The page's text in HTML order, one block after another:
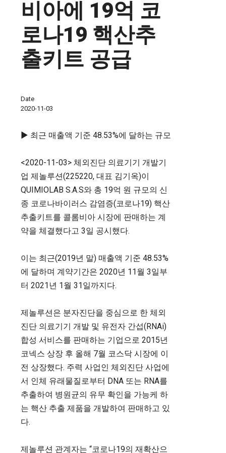
비아에 19억 코
로나19 핵산추
출키트 공급
Date
2020-11-03
▶ 최근 매출액 기준 48.53%에 달하는 규모
<2020-11-03> 체외진단 의료기기 개발기
업 제놀루션(225220, 대표 김기옥)이
QUIMIOLAB S.A.S와 총 19억 원 규모의 신
종 코로나바이러스 감염증(코로나19) 핵산
추출키트를 콜롬비아 시장에 판매하는 계
약을 체결했다고 3일 공시했다.
이는 최근(2019년 말) 매출액 기준 48.53%
에 달하며 계약기간은 2020년 11월 3일부
터 2021년 1월 31일까지다.
제놀루션은 분자진단을 중심으로 한 체외
진단 의료기기 개발 및 유전자 간섭(RNAi)
합성 서비스를 판매하는 기업으로 2015년
코넥스 상장 후 올해 7월 코스닥 시장에 이
전 상장했다. 주력 사업인 체외진단 사업에
서 인체 유래물질로부터 DNA 또는 RNA를
추출하여 병원균의 유무 확인을 가능케 하
는 핵산 추출 제품을 개발하여 판매하고 있
다.
제놀루션 관계자는 “코로나19의 재확산으